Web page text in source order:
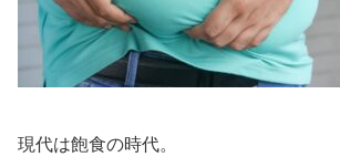
現代は飽食の時代。